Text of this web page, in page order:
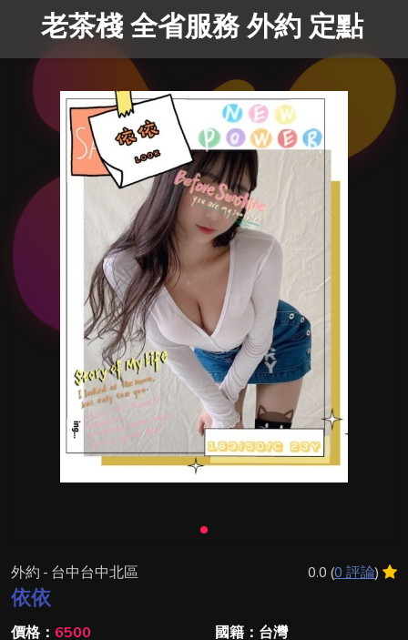
老茶棧 全省服務 外約 定點
外約 - 台中台中北區 0.0 (0 評論)
依依
價格： 6500
國籍：台灣